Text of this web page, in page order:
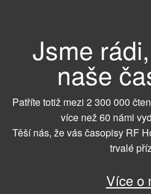
Jsme
naše
Patříte totiž mezi 2 300 000
více než 60 námi
Těší nás, že vás časopisy RF
trvalé
Více o